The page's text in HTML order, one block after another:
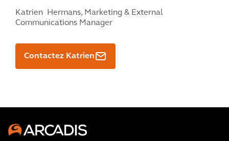
Katrien Hermans, Marketing & External
Communications Manager
Contactez Katrien